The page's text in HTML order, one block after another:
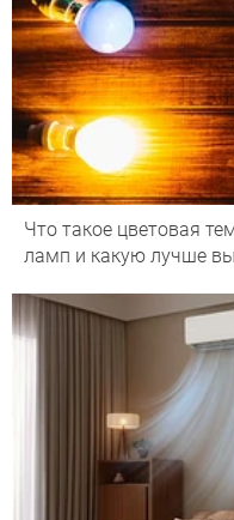
Что такое цветовая
ламп и какую лучше